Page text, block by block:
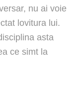
nu ai voie
lovitura lui.
asta
ce simt la